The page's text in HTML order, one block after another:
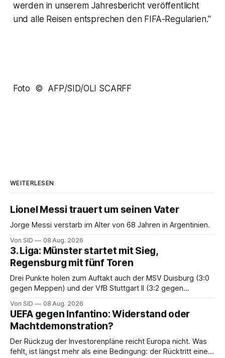
werden in unserem Jahresbericht veröffentlicht
und alle Reisen entsprechen den FIFA-Regularien."
Foto © AFP/SID/OLI SCARFF
WEITERLESEN
Lionel Messi trauert um seinen Vater
Jorge Messi verstarb im Alter von 68 Jahren in Argentinien.
Von SID 08 Aug. 2026
3. Liga: Münster startet mit Sieg,
Regensburg mit fünf Toren
Drei Punkte holen zum Auftakt auch der MSV Duisburg (3:0
gegen Meppen) und der VfB Stuttgart II (3:2 gegen
Von SID 08 Aug. 2026
UEFA gegen Infantino: Widerstand oder
Machtdemonstration?
Der Rückzug der Investorenpläne reicht Europa nicht. Was
fehlt, ist längst mehr als eine Bedingung: der Rücktritt eines